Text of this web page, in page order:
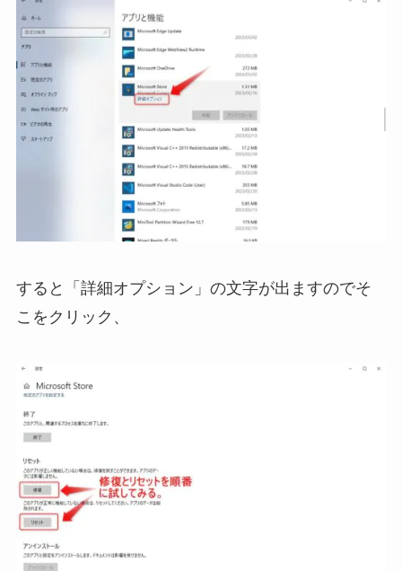
すると「詳細オプション」の文字が出ますのでそ
こをクリック、